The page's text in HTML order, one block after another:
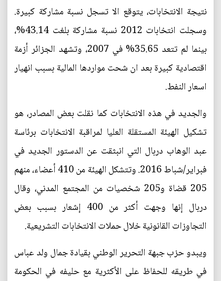
نتيجة الانتخابات، يتوقع الا تسجل نسبة مشاركة كبيرة.
وسجلت انتخابات 2012 نسبة مشاركة بلغت 43.14%،
بينما لم تتعد 35.65% في 2007، وتشهد الجزائر أزمة
اقتصادية كبيرة بعد ان شحت مواردها المالية بسبب انهيار
اسعار النفط.
والجديد في هذه الانتخابات كما نقلت بعض المصادر، هو
تشكيل الهيئة المستقلة العليا لمراقبة الانتخابات برئاسة
عبد الوهاب دربال التي انبثقت عن الدستور الجديد في
فبراير/شباط 2016. وتتشكل الهيئة من 410 أعضاء، منهم
205 قضاة و205 شخصيات من المجتمع المدني، وقال
دربال إنها وجهت أكثر من 400 إشعار بسبب بعض
التجاوزات القانونية خلال حملات الانتخابات التشريعية.
ويبدو حزب جبهة التحرير الوطني بقيادة جمال ولد عباس
في طريقه للحفاظ على الأكثرية مع حليفه في الحكومة